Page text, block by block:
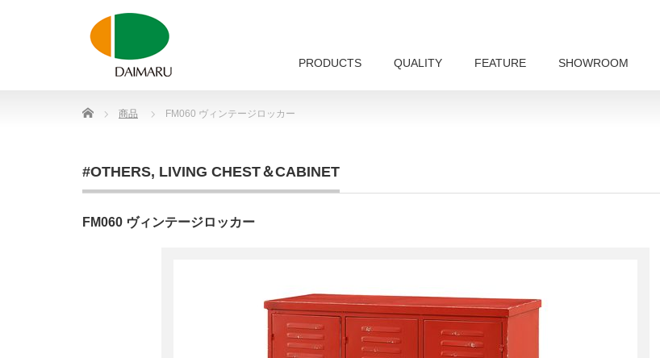
PRODUCTS QUALITY FEATURE SHOWROOM
Home 商品 FM060 ヴィンテージロッカー
#OTHERS, LIVING CHEST＆CABINET
FM060 ヴィンテージロッカー